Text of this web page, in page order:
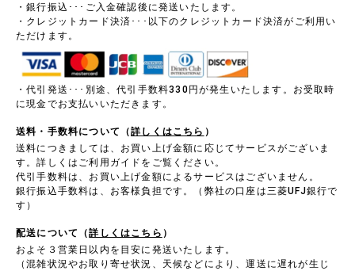
・銀行振込･･･ご入金確認後に発送いたします。
・クレジットカード決済･･･以下のクレジットカード決済がご利用い
ただけます。
・代引発送･･･別途、代引手数料330円が発生いたします。お受取時
に現金でお支払いいただきます。
送料・手数料について（詳しくはこちら ）
送料につきましては、お買い上げ金額に応じてサービスがございま
す。詳しくはご利用ガイドをご覧ください。
代引手数料は、お買い上げ金額によるサービスはございません。
銀行振込手数料は、お客様負担です。（弊社の口座は三菱UFJ銀行で
す）
配送について（詳しくはこちら ）
およそ３営業日以内を目安に発送いたします。
（混雑状況やお取り寄せ状況、天候などにより、運送に遅れが生じ